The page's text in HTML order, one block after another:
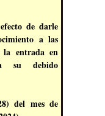
de darle
a las
la entrada en
su debido
del mes de